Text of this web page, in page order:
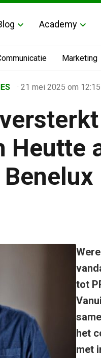
Academy
Marketing
Philémon Heutte als
· 21 mei 2025 om 12:15
Heutte
tot
het
met